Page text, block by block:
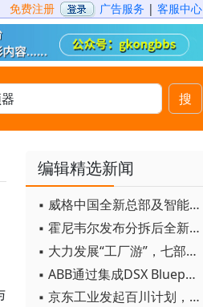
免费注册 广告服务 | 客服中心
搜
编辑精选新闻
▪ 威格中国全新总部及智能工厂启用
▪ 霍尼韦尔发布分拆后全新品牌：霍尼韦尔科技与霍尼韦尔航空航天
▪ 大力发展“工厂游”，七部门联合发文！
▪ ABB通过集成DSX Blueprint AI基础设施，扩大与英伟达的合作
▪ 京东工业发起百川计划， 构建工业大模型新生态